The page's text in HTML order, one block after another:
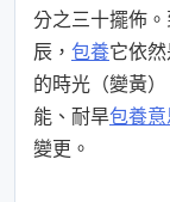
分之三十擺佈
辰， 包養它依
的時光（變黃
能、耐旱包養意
變更。